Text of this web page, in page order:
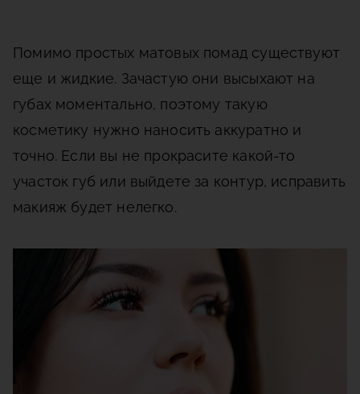
Помимо простых матовых помад существуют
еще и жидкие. Зачастую они высыхают на
губах моментально, поэтому такую
косметику нужно наносить аккуратно и
точно. Если вы не прокрасите какой-то
участок губ или выйдете за контур, исправить
макияж будет нелегко.